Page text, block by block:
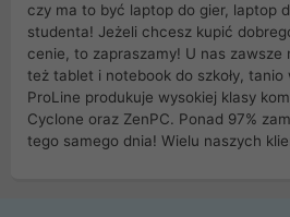
czy ma to być laptop do gier, laptop
studenta! Jeżeli chcesz kupić
cenie, to zapraszamy! U nas zawsze
też tablet i notebook do szkoły, tanio
ProLine produkuje wysokiej klasy
Cyclone oraz ZenPC. Ponad 97%
tego samego dnia! Wielu naszych